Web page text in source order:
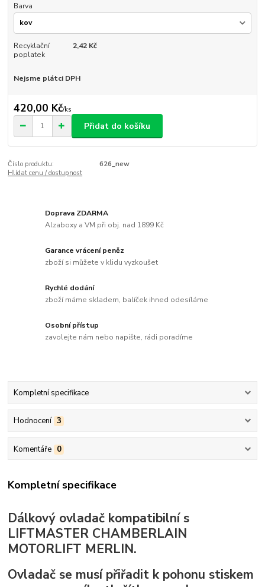
Barva
Recyklační
poplatek
2,42 Kč
Nejsme plátci DPH
420,00 Kč/ks
Přidat do košíku
Číslo produktu:
626_new
Hlídat cenu / dostupnost
Doprava ZDARMA
Alzaboxy a VM při obj. nad 1899 Kč
Garance vrácení peněz
zboží si můžete v klidu vyzkoušet
Rychlé dodání
zboží máme skladem, balíček ihned odesíláme
Osobní přístup
zavolejte nám nebo napište, rádi poradíme
Kompletní specifikace
Hodnocení 3
Komentáře 0
Kompletní specifikace
Dálkový ovladač kompatibilní s
LIFTMASTER CHAMBERLAIN
MOTORLIFT MERLIN.
Ovladač se musí přiřadit k pohonu stiskem